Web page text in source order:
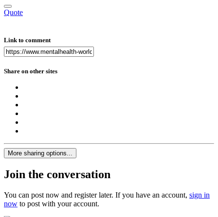
Quote
Link to comment
Share on other sites
More sharing options...
Join the conversation
You can post now and register later. If you have an account, sign in
now to post with your account.